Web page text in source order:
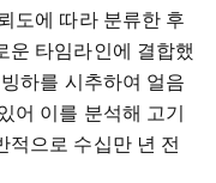
도에 따라 분류한 후
운 타임라인에 결합했
하를 시추하여 얼음
어 이를 분석해 고기
적으로 수십만 년 전